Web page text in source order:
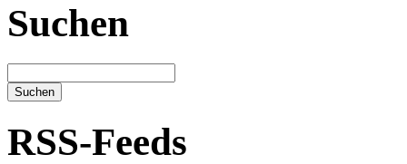
Suchen
RSS-Feeds